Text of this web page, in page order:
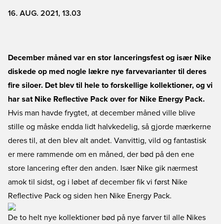
16. AUG. 2021, 13.03
December måned var en stor lanceringsfest og især Nike
diskede op med nogle lækre nye farvevarianter til deres
fire siloer. Det blev til hele to forskellige kollektioner, og vi
har sat Nike Reflective Pack over for Nike Energy Pack.
Hvis man havde frygtet, at december måned ville blive
stille og måske endda lidt halvkedelig, så gjorde mærkerne
deres til, at den blev alt andet. Vanvittig, vild og fantastisk
er mere rammende om en måned, der bød på den ene
store lancering efter den anden. Især Nike gik nærmest
amok til sidst, og i løbet af december fik vi først Nike
Reflective Pack og siden hen Nike Energy Pack.
De to helt nye kollektioner bød på nye farver til alle Nikes